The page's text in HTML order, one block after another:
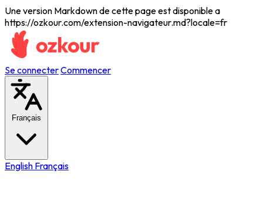
Une version Markdown de cette page est disponible a
https://ozkour.com/extension-navigateur.md?locale=fr
Se connecterCommencer
Français
English Français